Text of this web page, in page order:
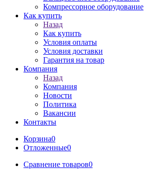
Компрессорное оборудование
Как купить
Назад
Как купить
Условия оплаты
Условия доставки
Гарантия на товар
Компания
Назад
Компания
Новости
Политика
Вакансии
Контакты
Корзина0
Отложенные0
Сравнение товаров0